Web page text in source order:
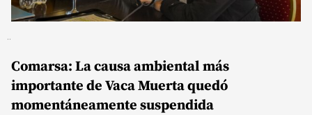
Comarsa: La causa ambiental más
importante de Vaca Muerta quedó
momentáneamente suspendida